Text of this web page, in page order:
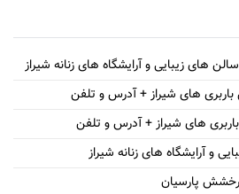
های زیبایی و آرایشگاه های زنانه شیراز
های شیراز + آدرس و تلفن
های شیراز + آدرس و تلفن
و آرایشگاه های زنانه شیراز
پارسیان